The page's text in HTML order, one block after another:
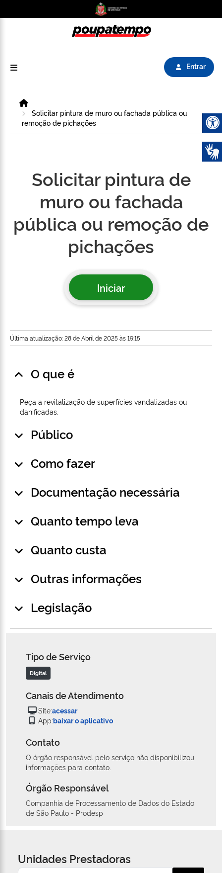
Entrar
Solicitar pintura de muro ou fachada pública ou
remoção de pichações
Solicitar pintura de
muro ou fachada
pública ou remoção de
pichações
Iniciar
Última atualização: 28 de Abril de 2025 às 19:15
O que é
Peça a revitalização de superfícies vandalizadas ou
danificadas.
Público
Como fazer
Documentação necessária
Quanto tempo leva
Quanto custa
Outras informações
Legislação
Tipo de Serviço
Digital
Canais de Atendimento
Site:acessar
App:baixar o aplicativo
Contato
O órgão responsável pelo serviço não disponibilizou
informações para contato.
Órgão Responsável
Companhia de Processamento de Dados do Estado
de São Paulo - Prodesp
Unidades Prestadoras